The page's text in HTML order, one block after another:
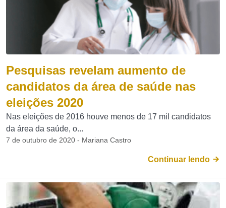
Pesquisas revelam aumento de
candidatos da área de saúde nas
eleições 2020
Nas eleições de 2016 houve menos de 17 mil candidatos
da área da saúde, o...
7 de outubro de 2020 - Mariana Castro
Continuar lendo